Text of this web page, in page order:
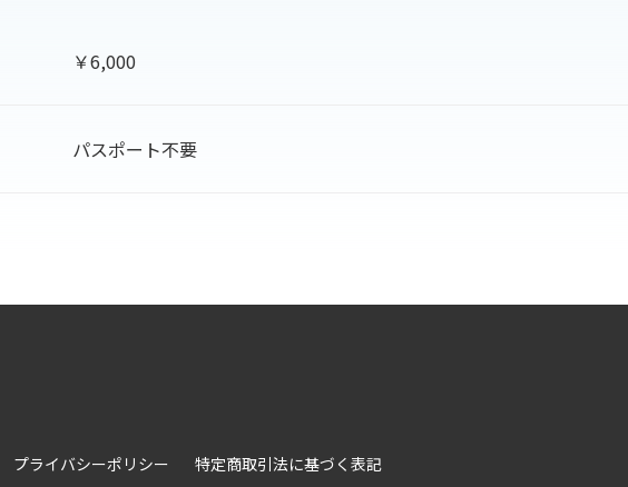
￥6,000
パスポート不要
プライバシーポリシー 特定商取引法に基づく表記